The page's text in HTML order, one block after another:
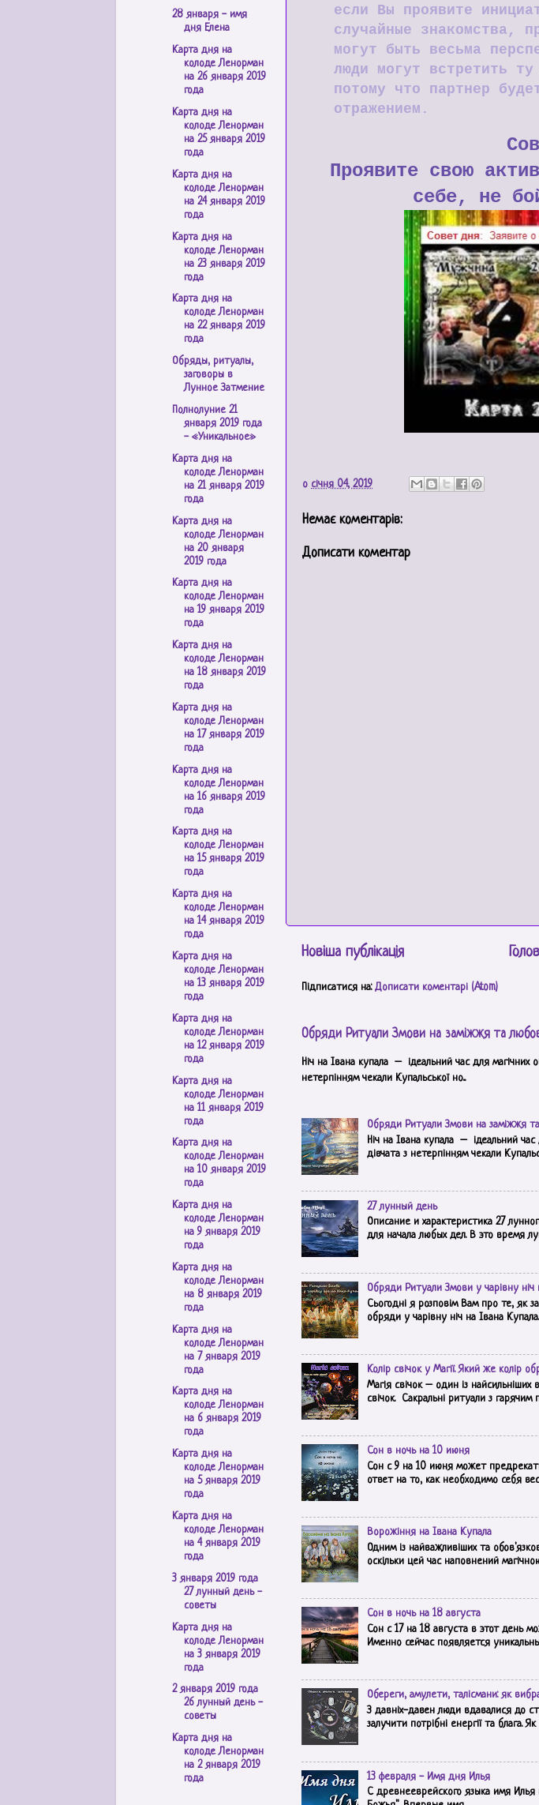
если Вы проявите
случайные знакомства,
могут быть весьма
люди могут встретить
потому что партнер
отражением.
Проявите свою
себе, не
о січня 04, 2019
Немає коментарів:
Дописати коментар
Новіша публікація
Підписатися на: Дописати коментарі (Atom)
Обряди Ритуали Змови на заміжжя та
Ніч на Івана купала – ідеальний час для магічних
нетерпінням чекали Купальської но...
Обряди Ритуали Змови на заміжжя
Ніч на Івана купала – ідеальний
дівчата з нетерпінням чекали
27 лунный день
Описание и характеристика 27
для начала любых дел. В это время
Обряди Ритуали Змови у чарівну ніч
Сьогодні я розповім Вам про те, як
обряди у чарівну ніч на Івана Купала.
Колір свічок у Магії. Який же колір
Магія свічок – один із
свічок. Сакральні ритуали з гарячим
Сон в ночь на 10 июня
Сон с 9 на 10 июня может
ответ на то, как необходимо себя
Ворожіння на Івана Купала
Одним із найважливіших та
оскільки цей час наповнений
Сон в ночь на 18 августа
Сон с 17 на 18 августа в этот день
Именно сейчас появляется
Обереги, амулети, талісмани: як
З давніх-давен люди вдавалися до
залучити потрібні енергії та блага. Як
13 февраля - Имя дня Илья
С древнееврейского языка имя
28 января - имя
дня Елена
Карта дня на
колоде Ленорман
на 26 января 2019
года
Карта дня на
колоде Ленорман
на 25 января 2019
года
Карта дня на
колоде Ленорман
на 24 января 2019
года
Карта дня на
колоде Ленорман
на 23 января 2019
года
Карта дня на
колоде Ленорман
на 22 января 2019
года
Обряды, ритуалы,
заговоры в
Лунное Затмение
Полнолуние 21
января 2019 года
- «Уникальное»
Карта дня на
колоде Ленорман
на 21 января 2019
года
Карта дня на
колоде Ленорман
на 20 января
2019 года
Карта дня на
колоде Ленорман
на 19 января 2019
года
Карта дня на
колоде Ленорман
на 18 января 2019
года
Карта дня на
колоде Ленорман
на 17 января 2019
года
Карта дня на
колоде Ленорман
на 16 января 2019
года
Карта дня на
колоде Ленорман
на 15 января 2019
года
Карта дня на
колоде Ленорман
на 14 января 2019
года
Карта дня на
колоде Ленорман
на 13 января 2019
года
Карта дня на
колоде Ленорман
на 12 января 2019
года
Карта дня на
колоде Ленорман
на 11 января 2019
года
Карта дня на
колоде Ленорман
на 10 января 2019
года
Карта дня на
колоде Ленорман
на 9 января 2019
года
Карта дня на
колоде Ленорман
на 8 января 2019
года
Карта дня на
колоде Ленорман
на 7 января 2019
года
Карта дня на
колоде Ленорман
на 6 января 2019
года
Карта дня на
колоде Ленорман
на 5 января 2019
года
Карта дня на
колоде Ленорман
на 4 января 2019
года
3 января 2019 года
27 лунный день -
советы
Карта дня на
колоде Ленорман
на 3 января 2019
года
2 января 2019 года
26 лунный день -
советы
Карта дня на
колоде Ленорман
на 2 января 2019
года